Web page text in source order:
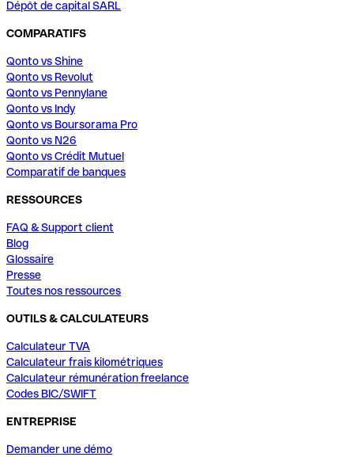
Dépôt de capital SARL
COMPARATIFS
Qonto vs Shine
Qonto vs Revolut
Qonto vs Pennylane
Qonto vs Indy
Qonto vs Boursorama Pro
Qonto vs N26
Qonto vs Crédit Mutuel
Comparatif de banques
RESSOURCES
FAQ & Support client
Blog
Glossaire
Presse
Toutes nos ressources
OUTILS & CALCULATEURS
Calculateur TVA
Calculateur frais kilométriques
Calculateur rémunération freelance
Codes BIC/SWIFT
ENTREPRISE
Demander une démo